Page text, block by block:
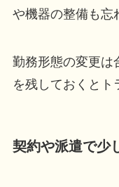
や機器の整備も忘
勤務形態の変更は
を残しておくとト
契約や派遣で少